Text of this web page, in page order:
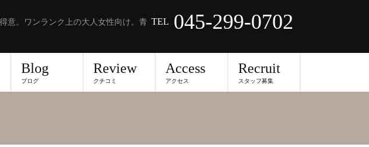
意。ワンランク上の大人女性向け。青 TEL 045-299-0702
Blog
ブログ
Review
クチコミ
Access
アクセス
Recruit
スタッフ募集